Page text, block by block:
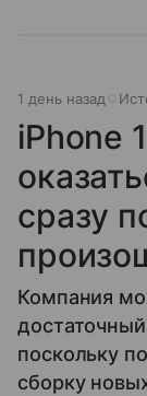
1 день назад
iPhone
сразу
Компания
поскольку
сборку